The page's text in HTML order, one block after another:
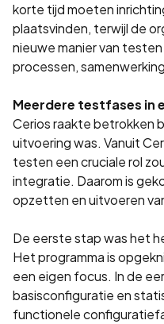
korte tijd moeten
plaatsvinden, terwijl de
nieuwe manier van
processen,
Meerdere testfases in
Cerios raakte betrokken
uitvoering was. Vanuit
testen een cruciale rol
integratie. Daarom is
opzetten en uitvoeren
De eerste stap was het
Het programma is
een eigen focus. In de
basisconfiguratie en
functionele